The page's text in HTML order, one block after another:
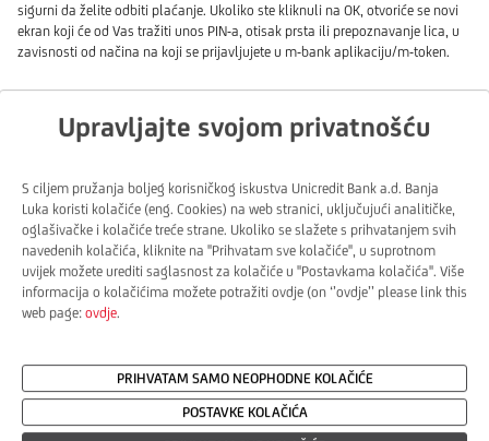
sigurni da želite odbiti plaćanje. Ukoliko ste kliknuli na OK, otvoriće se novi
ekran koji će od Vas tražiti unos PIN-a, otisak prsta ili prepoznavanje lica, u
zavisnosti od načina na koji se prijavljujete u m-bank aplikaciju/m-token.
Preuzmite uputstvo za plaćanje na internetu putem nove metode
Uživajte u bržoj, lakšoj, ugodnijoj kupovini uz 3DS novu metodu potvrde
plaćanja na internetu i na siguran način obavljajte online transakcije svojim
UniCredit platnim karticama.
U slučaju da nemate ugovorenu m-bank uslugu, ljubazno molimo da se
javite u najbližu poslovnicu banke.
Upravljajte svojom privatnošću
S ciljem pružanja boljeg korisničkog iskustva Unicredit Bank a.d. Banja
Luka koristi kolačiće (eng. Cookies) na web stranici, uključujući analitičke,
oglašivačke i kolačiće treće strane. Ukoliko se slažete s prihvatanjem svih
navedenih kolačića, kliknite na ''Prihvatam sve kolačiće'', u suprotnom
uvijek možete urediti saglasnost za kolačiće u ''Postavkama kolačića''. Više
informacija o kolačićima možete potražiti ovdje (on ‘’ovdje’’ please link this
web page: ovdje.
PRIHVATAM SAMO NEOPHODNE KOLAČIĆE
POSTAVKE KOLAČIĆA